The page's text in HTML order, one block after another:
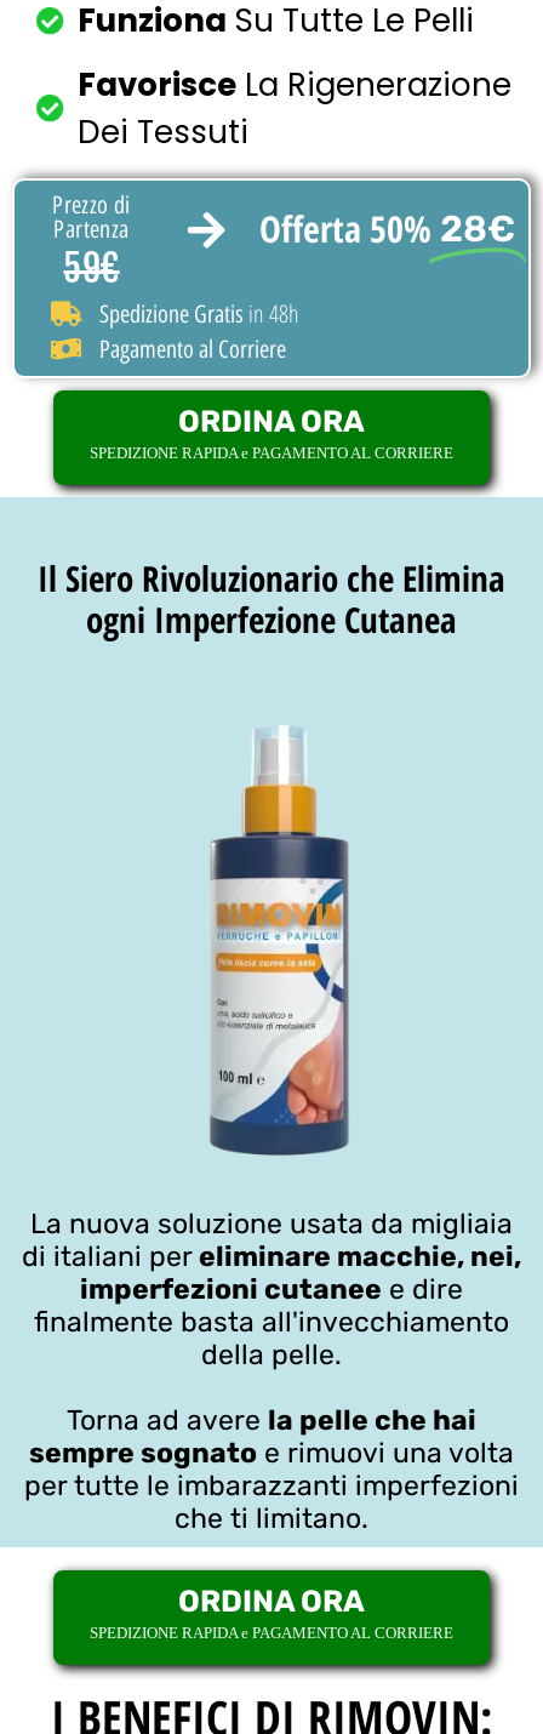
Funziona Su Tutte Le Pelli
FavorisceLa Rigenerazione
Dei Tessuti
Prezzo di
Partenza
59€
Offerta 50% 28€
Spedizione Gratis in 48h
Pagamento al Corriere
ORDINA ORA
SPEDIZIONE RAPIDA e PAGAMENTO AL CORRIERE
Il Siero Rivoluzionario che Elimina
ogni Imperfezione Cutanea
La nuova soluzione usata da migliaia
di italiani pereliminare macchie, nei,
imperfezioni cutanee e dire
finalmente basta all'invecchiamento
della pelle.
Torna ad avere la pelle che hai
sempre sognato e rimuovi una volta
per tutte le imbarazzanti imperfezioni
che ti limitano.
ORDINA ORA
SPEDIZIONE RAPIDA e PAGAMENTO AL CORRIERE
I BENEFICI DI RIMOVIN: